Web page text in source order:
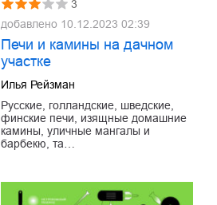
3
добавлено 10.12.2023 02:39
Печи и камины на дачном
участке
Илья Рейзман
Русские, голландские, шведские,
финские печи, изящные домашние
камины, уличные мангалы и
барбекю, та…